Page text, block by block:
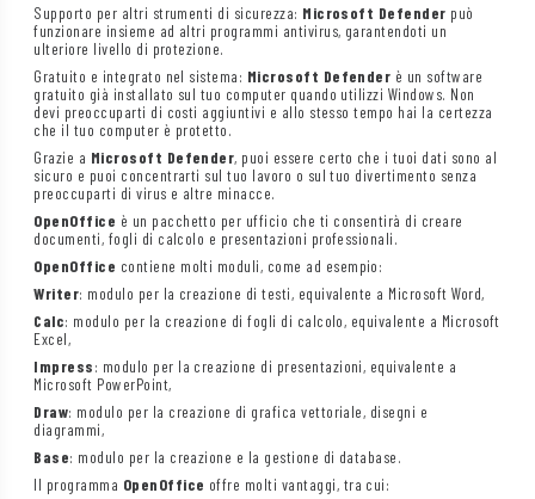
Supporto per altri strumenti di sicurezza: Microsoft Defender può
funzionare insieme ad altri programmi antivirus, garantendoti un
ulteriore livello di protezione.
Gratuito e integrato nel sistema: Microsoft Defender è un software
gratuito già installato sul tuo computer quando utilizzi Windows. Non
devi preoccuparti di costi aggiuntivi e allo stesso tempo hai la certezza
che il tuo computer è protetto.
Grazie a Microsoft Defender, puoi essere certo che i tuoi dati sono al
sicuro e puoi concentrarti sul tuo lavoro o sul tuo divertimento senza
preoccuparti di virus e altre minacce.
OpenOffice è un pacchetto per ufficio che ti consentirà di creare
documenti, fogli di calcolo e presentazioni professionali.
OpenOffice contiene molti moduli, come ad esempio:
Writer: modulo per la creazione di testi, equivalente a Microsoft Word,
Calc: modulo per la creazione di fogli di calcolo, equivalente a Microsoft
Excel,
Impress: modulo per la creazione di presentazioni, equivalente a
Microsoft PowerPoint,
Draw: modulo per la creazione di grafica vettoriale, disegni e
diagrammi,
Base: modulo per la creazione e la gestione di database.
Il programma OpenOffice offre molti vantaggi, tra cui: